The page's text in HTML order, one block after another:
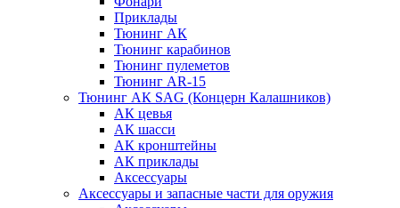
Приклады
Тюнинг АК
Тюнинг карабинов
Тюнинг пулеметов
Тюнинг AR-15
Тюнинг АК SAG (Концерн Калашников)
АК цевья
АК шасси
АК кронштейны
АК приклады
Аксессуары
Аксессуары и запасные части для оружия